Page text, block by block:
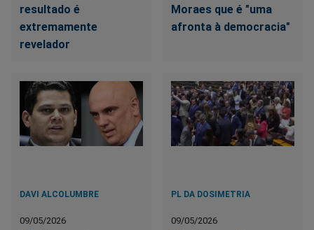
resultado é
extremamente
revelador
Moraes que é "uma
afronta à democracia"
DAVI ALCOLUMBRE
09/05/2026
PL DA DOSIMETRIA
09/05/2026